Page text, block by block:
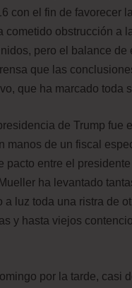
con el fin de favorecer
obstrucción a
pero el balance
que las
que ha marcado toda
de Trump fue
manos de un fiscal
entre el
ha levantado
luz toda una ristra de
y hasta viejos
por la tarde, casi